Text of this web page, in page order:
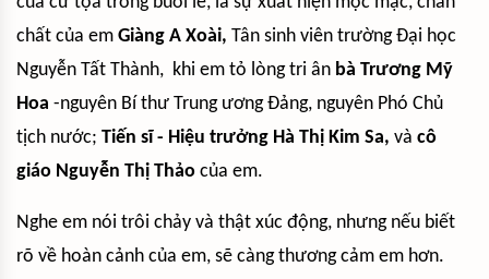
chất của em Giàng A Xoài, Tân sinh viên trường Đại học
Nguyễn Tất Thành, khi em tỏ lòng tri ân bà Trương Mỹ
Hoa -nguyên Bí thư Trung ương Đảng, nguyên Phó Chủ
tịch nước; Tiến sĩ - Hiệu trưởng Hà Thị Kim Sa, và cô
giáo Nguyễn Thị Thảo của em.
Nghe em nói trôi chảy và thật xúc động, nhưng nếu biết
rõ về hoàn cảnh của em, sẽ càng thương cảm em hơn.